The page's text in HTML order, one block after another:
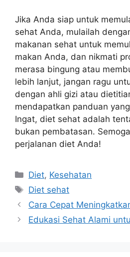
Jika Anda siap untuk
sehat Anda, mulailah
makanan sehat untuk
makan Anda, dan nikmati
merasa bingung atau
lebih lanjut, jangan ragu
dengan ahli gizi atau
mendapatkan panduan
Ingat, diet sehat adalah
bukan pembatasan.
perjalanan diet Anda!
Kategori
Diet, Kesehatan
Tag
Diet sehat
Cara Cepat
Edukasi Sehat Alami